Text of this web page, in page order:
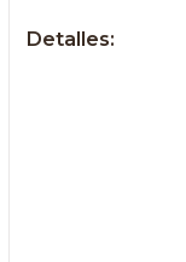
Detalles: